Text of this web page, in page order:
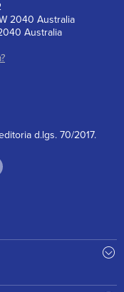
2040 Australia
Australia
d.lgs. 70/2017.